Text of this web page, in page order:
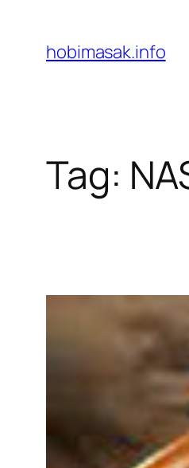
content
hobimasak.info
Tag: